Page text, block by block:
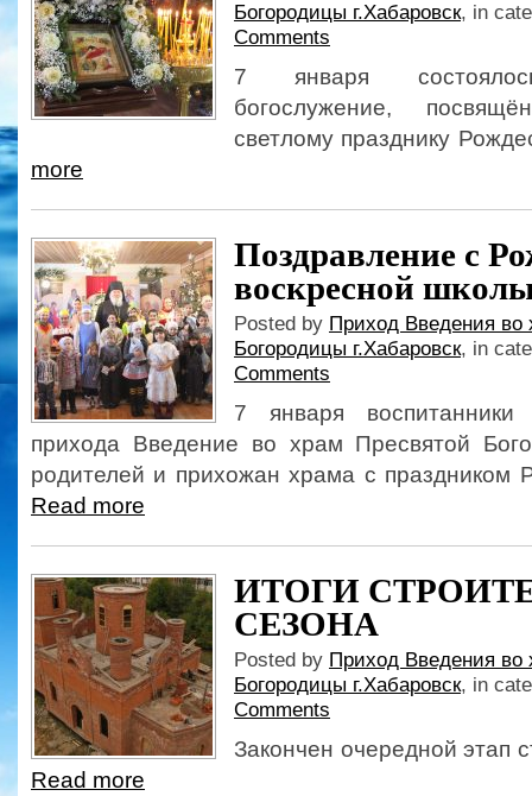
Богородицы г.Хабаровск, in
Comments
7 января
богослужение,
светлому празднику
more
Поздравление с
воскресной
Posted by Приход Введения во
Богородицы г.Хабаровск, in
Comments
7 января
прихода Введение во храм Пресвятой
родителей и прихожан храма с праздником
Read more
ИТОГИ
СЕЗОНА
Posted by Приход Введения во
Богородицы г.Хабаровск, in
Comments
Закончен очередной этап
Read more